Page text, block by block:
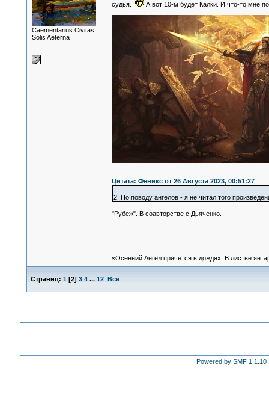
Сaementarius Civitas
Solis Aeterna
судья.
А вот 10-м будет Калки. И что-то мне
Цитата: Феникс от 26 Августа 2023, 00:51:27
2. По поводу ангелов - я не читал того
"Рубеж". В соавторстве с Дьяченко.
«Осенний Ангел прячется в дождях. В листве
Страниц: 1 [2] 3 4 ... 12 Все
Powered by SMF 1.1.10